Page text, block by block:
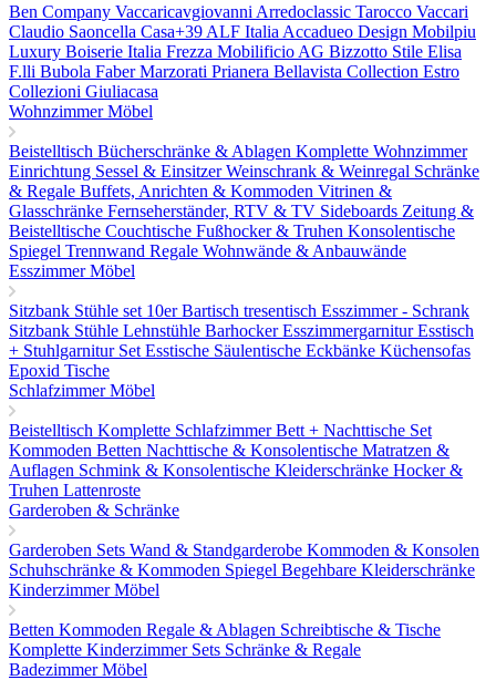
Ben Company Vaccaricavgiovanni Arredoclassic Tarocco Vaccari
Claudio Saoncella Casa+39 ALF Italia Accadueo Design Mobilpiu
Luxury Boiserie Italia Frezza Mobilificio AG Bizzotto Stile Elisa
F.lli Bubola FaberMarzorati Prianera Bellavista Collection Estro
Collezioni Giuliacasa
Wohnzimmer Möbel
Beistelltisch Bücherschränke & Ablagen Komplette Wohnzimmer
Einrichtung Sessel & EinsitzerWeinschrank & Weinregal Schränke
& Regale Buffets, Anrichten & Kommoden Vitrinen &
Glasschränke Fernseherständer, RTV & TV Sideboards Zeitung &
Beistelltische Couchtische Fußhocker & Truhen Konsolentische
Spiegel Trennwand Regale Wohnwände & Anbauwände
Esszimmer Möbel
Sitzbank Stühle set 10erBartisch tresentisch Esszimmer - Schrank
Sitzbank Stühle Lehnstühle BarhockerEsszimmergarniturEsstisch
+ Stuhlgarnitur Set Esstische Säulentische Eckbänke Küchensofas
Epoxid Tische
Schlafzimmer Möbel
Beistelltisch Komplette SchlafzimmerBett + Nachttische Set
Kommoden Betten Nachttische & Konsolentische Matratzen &
Auflagen Schmink & Konsolentische Kleiderschränke Hocker &
Truhen Lattenroste
Garderoben & Schränke
Garderoben Sets Wand & Standgarderobe Kommoden & Konsolen
Schuhschränke & Kommoden Spiegel Begehbare Kleiderschränke
Kinderzimmer Möbel
Betten Kommoden Regale & Ablagen Schreibtische & Tische
Komplette Kinderzimmer Sets Schränke & Regale
Badezimmer Möbel